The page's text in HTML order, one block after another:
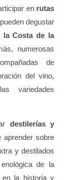
en rutas
degustar
la Costa de la
numerosas
de
del vino,
variedades
destilerías y
aprender sobre
y destilados
de la
en la historia y